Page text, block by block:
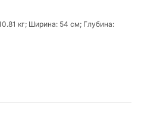
кг; Ширина: 54 см; Глубина: